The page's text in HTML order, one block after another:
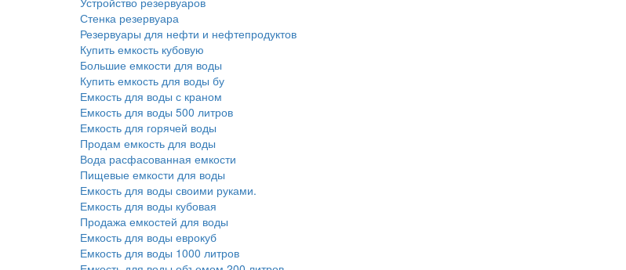
Стенка резервуара
Резервуары для нефти и нефтепродуктов
Купить емкость кубовую
Большие емкости для воды
Купить емкость для воды бу
Емкость для воды с краном
Емкость для воды 500 литров
Емкость для горячей воды
Продам емкость для воды
Вода расфасованная емкости
Пищевые емкости для воды
Емкость для воды своими руками.
Емкость для воды кубовая
Продажа емкостей для воды
Емкость для воды еврокуб
Емкость для воды 1000 литров